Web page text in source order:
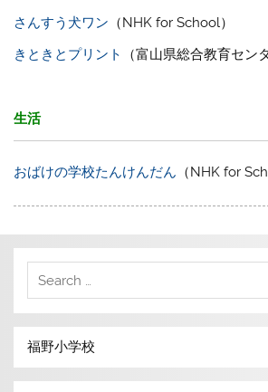
さんすう犬ワン （NHK for School）
きときとプリント
（富山県総合教育セン
生活
おばけの学校たんけんだん （NHK for
福野小学校